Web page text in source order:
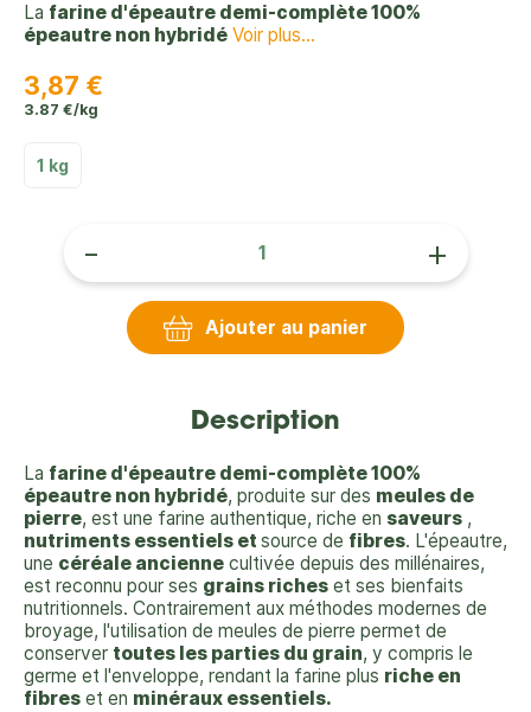
La farine d'épeautre demi-complète 100%
épeautre non hybridé Voir plus...
3,87 €
3.87 €/kg
1 kg
- +
Ajouter au panier
Description
La farine d'épeautre demi-complète 100%
épeautre non hybridé, produite sur des meules de
pierre, est une farine authentique, riche en saveurs ,
nutriments essentiels et source de fibres. L'épeautre,
une céréale ancienne cultivée depuis des millénaires,
est reconnu pour ses grains riches et ses bienfaits
nutritionnels. Contrairement aux méthodes modernes de
broyage, l'utilisation de meules de pierre permet de
conserver toutes les parties du grain, y compris le
germe et l'enveloppe, rendant la farine plus riche en
fibres et en minéraux essentiels.